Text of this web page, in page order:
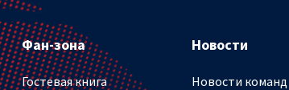
Фан-зона
Гостевая книга
Новости
Новости команд